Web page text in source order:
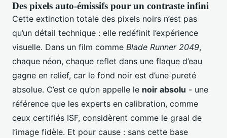
Des pixels auto-émissifs pour un contraste infini
Cette extinction totale des pixels noirs n’est pas
qu’un détail technique : elle redéfinit l’expérience
visuelle. Dans un film comme Blade Runner 2049,
chaque néon, chaque reflet dans une flaque d’eau
gagne en relief, car le fond noir est d’une pureté
absolue. C’est ce qu’on appelle le noir absolu - une
référence que les experts en calibration, comme
ceux certifiés ISF, considèrent comme le graal de
l’image fidèle. Et pour cause : sans cette base